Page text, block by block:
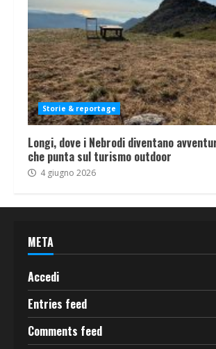
Storie & reportage
Longi, dove i Nebrodi diventano
che punta sul turismo outdoor
4 giugno 2026
META
Accedi
Entries feed
Comments feed